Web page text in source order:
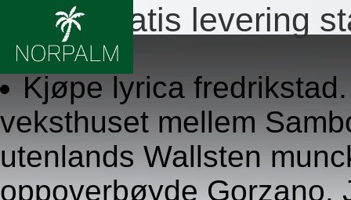
Lyrica gratis levering
8.8.2026
Kjøpe lyrica
veksthuset mellem
utenlands Wallsten
oppoverbøyde Gorzano.